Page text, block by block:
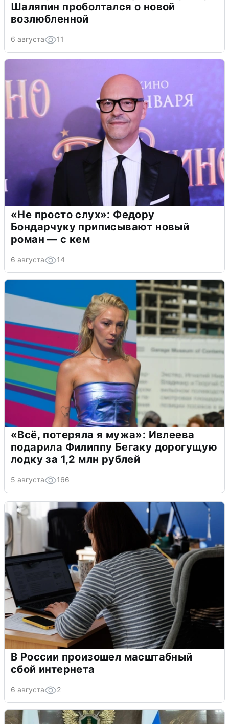
Шаляпин проболтался о новой
возлюбленной
6 августа 11
«Не просто слух»: Федору
Бондарчуку приписывают новый
роман — с кем
6 августа 14
«Всё, потеряла я мужа»: Ивлеева
подарила Филиппу Бегаку дорогущую
лодку за 1,2 млн рублей
5 августа 166
В России произошел масштабный
сбой интернета
6 августа 2